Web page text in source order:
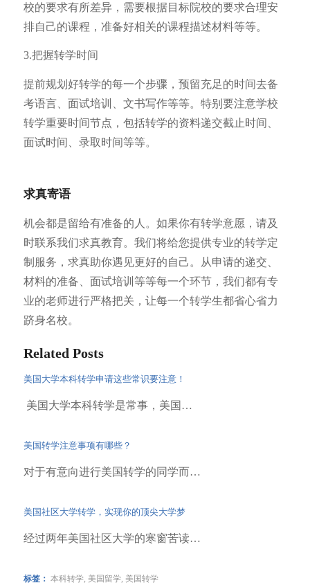
校的要求有所差异，需要根据目标院校的要求合理安
排自己的课程，准备好相关的课程描述材料等等。
3.把握转学时间
提前规划好转学的每一个步骤，预留充足的时间去备
考语言、面试培训、文书写作等等。特别要注意学校
转学重要时间节点，包括转学的资料递交截止时间、
面试时间、录取时间等等。
求真寄语
机会都是留给有准备的人。如果你有转学意愿，请及
时联系我们求真教育。我们将给您提供专业的转学定
制服务，求真助你遇见更好的自己。从申请的递交、
材料的准备、面试培训等等每一个环节，我们都有专
业的老师进行严格把关，让每一个转学生都省心省力
跻身名校。
Related Posts
美国大学本科转学申请这些常识要注意！
美国大学本科转学是常事，美国…
美国转学注意事项有哪些？
对于有意向进行美国转学的同学而…
美国社区大学转学，实现你的顶尖大学梦
经过两年美国社区大学的寒窗苦读…
标签： 本科转学, 美国留学, 美国转学